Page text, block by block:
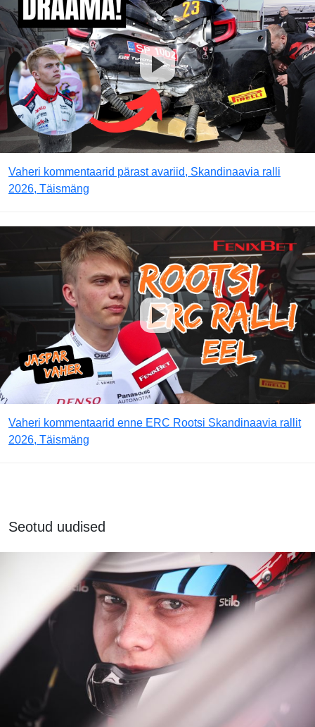
Vaheri kommentaarid pärast avariid, Skandinaavia ralli
2026, Täismäng
Vaheri kommentaarid enne ERC Rootsi Skandinaavia rallit
2026, Täismäng
Seotud uudised